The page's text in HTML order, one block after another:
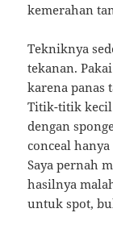
kemerahan
Tekniknya
tekanan.
karena panas
Titik-titik kecil
dengan
conceal
Saya pernah
hasilnya
untuk spot,